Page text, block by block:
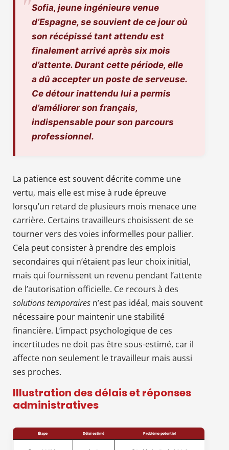
Sofia, jeune ingénieure venue
d’Espagne, se souvient de ce jour où
son récépissé tant attendu est
finalement arrivé après six mois
d’attente. Durant cette période, elle
a dû accepter un poste de serveuse.
Ce détour inattendu lui a permis
d’améliorer son français,
indispensable pour son parcours
professionnel.
La patience est souvent décrite comme une
vertu, mais elle est mise à rude épreuve
lorsqu’un retard de plusieurs mois menace une
carrière. Certains travailleurs choisissent de se
tourner vers des voies informelles pour pallier.
Cela peut consister à prendre des emplois
secondaires qui n’étaient pas leur choix initial,
mais qui fournissent un revenu pendant l’attente
de l’autorisation officielle. Ce recours à des
solutions temporaires n’est pas idéal, mais souvent
nécessaire pour maintenir une stabilité
financière. L’impact psychologique de ces
incertitudes ne doit pas être sous-estimé, car il
affecte non seulement le travailleur mais aussi
ses proches.
Illustration des délais et réponses
administratives
Étape Délai estimé Problème potentiel